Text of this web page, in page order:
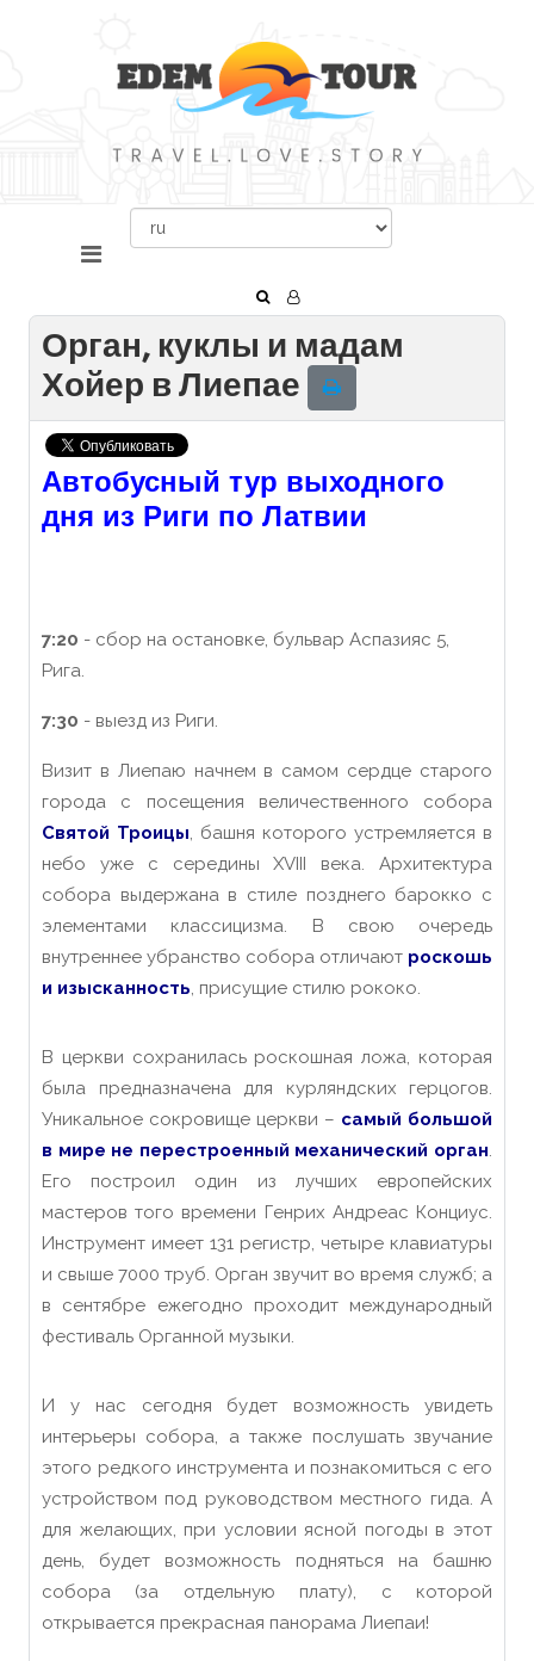
Орган, куклы и мадам
Хойер в Лиепае
Автобусный тур выходного
дня из Риги по Латвии
7:20 - сбор на остановке, бульвар Аспазияс 5,
Рига.
7:30 - выезд из Риги.
Визит в Лиепаю начнем в самом сердце старого
города с посещения величественного собора
Святой Троицы, башня которого устремляется в
небо уже с середины ХVIII века. Архитектура
собора выдержана в стиле позднего барокко с
элементами классицизма. В свою очередь
внутреннее убранство собора отличают роскошь
и изысканность, присущие стилю рококо.
В церкви сохранилась роскошная ложа, которая
была предназначена для курляндских герцогов.
Уникальное сокровище церкви – самый большой
в мире не перестроенный механический орган.
Его построил один из лучших европейских
мастеров того времени Генрих Андреас Конциус.
Инструмент имеет 131 регистр, четыре клавиатуры
и свыше 7000 труб. Орган звучит во время служб; а
в сентябре ежегодно проходит международный
фестиваль Органной музыки.
И у нас сегодня будет возможность увидеть
интерьеры собора, а также послушать звучание
этого редкого инструмента и познакомиться с его
устройством под руководством местного гида. А
для желающих, при условии ясной погоды в этот
день, будет возможность подняться на башню
собора (за отдельную плату), с которой
открывается прекрасная панорама Лиепаи!